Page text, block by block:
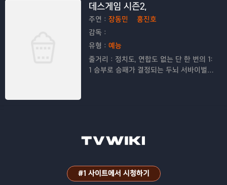
데스게임 시즌2,
주연： 장동민
홍진호
감독：
유형： 예능
줄거리： 정치도, 연합도 없는 단 한 번의 1:
1 승부로 승패가 결정되는 두뇌 서바이벌
#1 사이트에서 시청하기